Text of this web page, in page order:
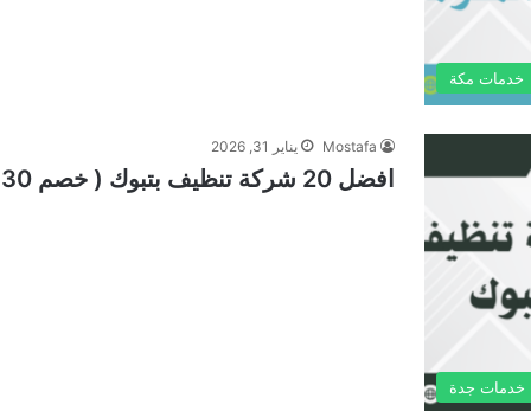
خدمات مكة
خدمات جدة
Mostafa يناير 31, 2026
افضل 20 شركة تنظيف بتبوك ( خصم 30%) تنظيف منازل وشقق 24/7 ساعة